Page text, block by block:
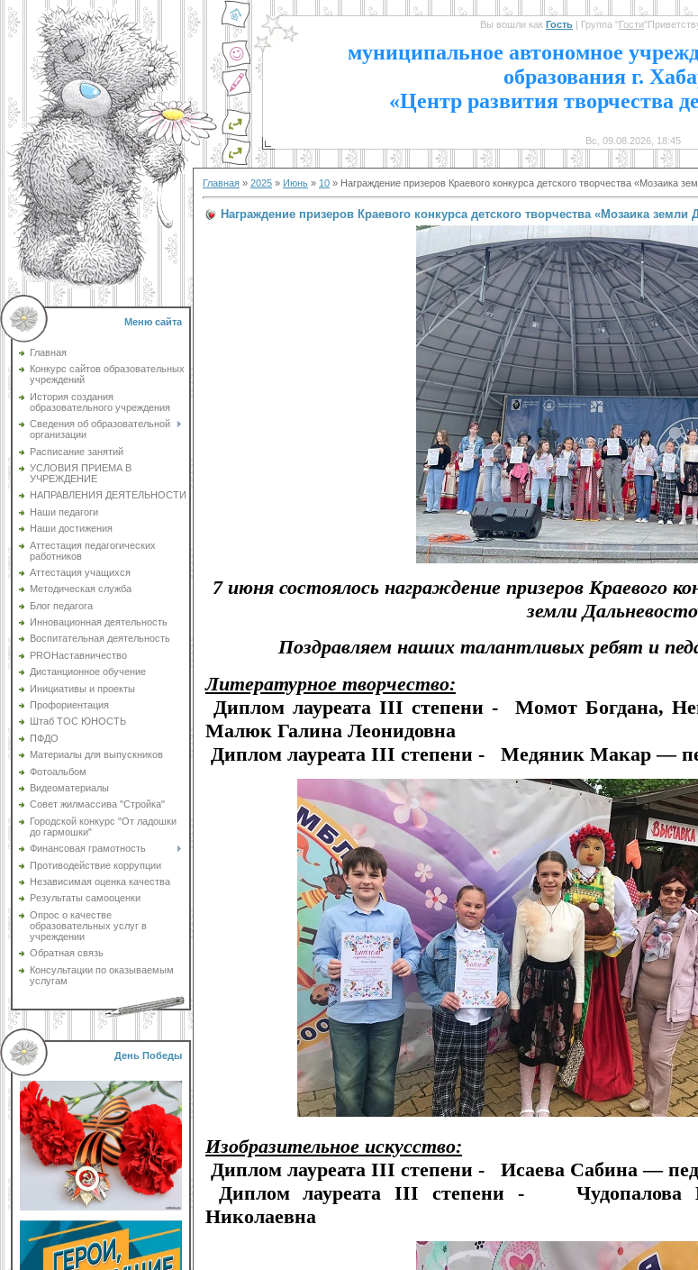
Меню сайта
Главная
Конкурс сайтов образовательных
учреждений
История создания
образовательного учреждения
Сведения об образовательной
организации
Расписание занятий
УСЛОВИЯ ПРИЕМА В
УЧРЕЖДЕНИЕ
НАПРАВЛЕНИЯ ДЕЯТЕЛЬНОСТИ
Наши педагоги
Наши достижения
Аттестация педагогических
работников
Аттестация учащихся
Методическая служба
Блог педагога
Инновационная деятельность
Воспитательная деятельность
PROНаставничество
Дистанционное обучение
Инициативы и проекты
Профориентация
Штаб ТОС ЮНОСТЬ
ПФДО
Материалы для выпускников
Фотоальбом
Видеоматериалы
Совет жилмассива "Стройка"
Городской конкурс "От ладошки
до гармошки"
Финансовая грамотность
Противодействие коррупции
Независимая оценка качества
Результаты самооценки
Опрос о качестве
образовательных услуг в
учреждении
Обратная связь
Консультации по оказываемым
услугам
День Победы
Вы вошли как Гость | Группа "Гости"
муниципальное автономное
образования г.
«Центр развития творчества
Вс, 09.08.2026, 18:45
Главная » 2025 » Июнь » 10 » Награждение призеров Краевого конкурса детского творчества «Мозаика
Награждение призеров Краевого конкурса детского творчества «Мозаика земли
7 июня состоялось награждение призеров
земли
Поздравляем наших талантливых ребят и
Литературное творчество:
Диплом лауреата III степени - Момот Богдана,
Малюк Галина Леонидовна
Диплом лауреата III степени - Медяник Макар —
Изобразительное искусство:
Диплом лауреата III степени - Исаева Сабина —
Диплом лауреата III степени - Чудопалова
Николаевна